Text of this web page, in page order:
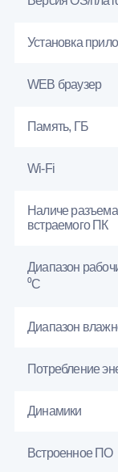
Установка
WEB браузер
Память, ГБ
Wi-Fi
Наличе
встраемого ПК
Диапазон
⁰С
Диапазон
Потребление
Динамики
Встроенное ПО